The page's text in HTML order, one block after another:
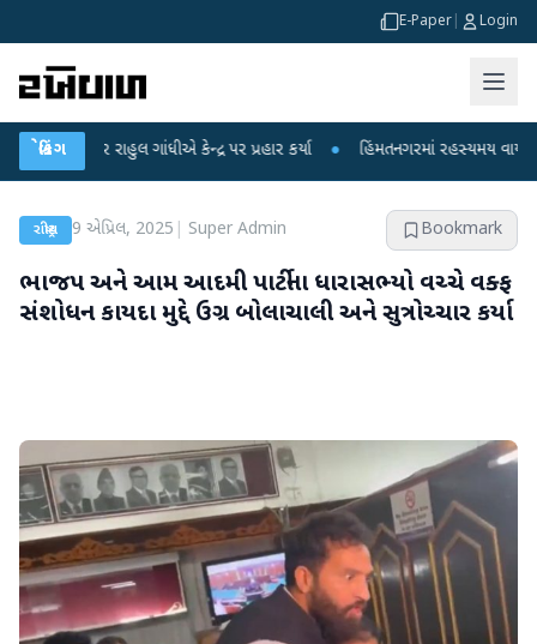
E-Paper Login
બ્રેકિંગ
રાહુલ ગાંધીએ કેન્દ્ર પર પ્રહાર કર્યા ● હિંમતનગરમાં રહસ્યમય વાયરસ કે ચાંદીપુરા?
રાષ્ટ્રીય 9 એપ્રિલ, 2025 Super Admin Bookmark
ભાજપ અને આમ આદમી પાર્ટીના ધારાસભ્યો વચ્ચે વક્ફ
સંશોધન કાયદા મુદ્દે ઉગ્ર બોલાચાલી અને સુત્રોચ્ચાર કર્યા